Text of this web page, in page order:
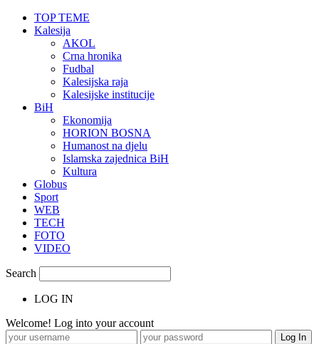
TOP TEME
Kalesija
AKOL
Crna hronika
Fudbal
Kalesijska raja
Kalesijske institucije
BiH
Ekonomija
HORION BOSNA
Humanost na djelu
Islamska zajednica BiH
Kultura
Globus
Sport
WEB
TECH
FOTO
VIDEO
Search
LOG IN
Welcome! Log into your account